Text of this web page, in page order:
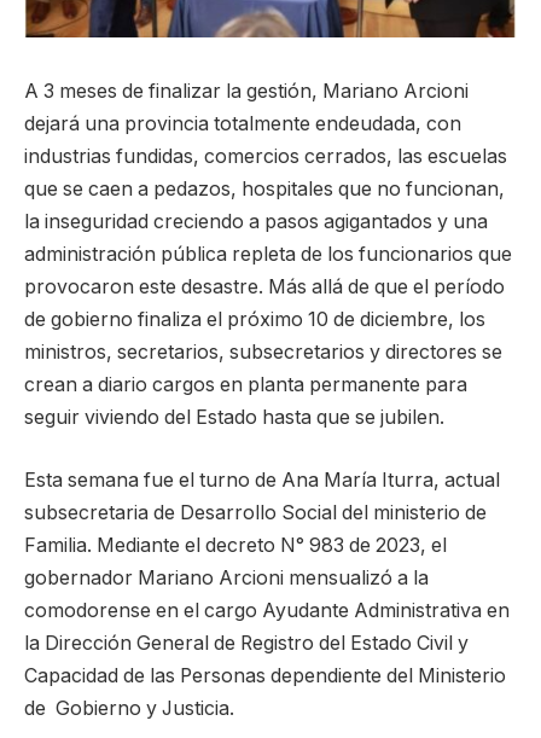
A 3 meses de finalizar la gestión, Mariano Arcioni
dejará una provincia totalmente endeudada, con
industrias fundidas, comercios cerrados, las escuelas
que se caen a pedazos, hospitales que no funcionan,
la inseguridad creciendo a pasos agigantados y una
administración pública repleta de los funcionarios que
provocaron este desastre. Más allá de que el período
de gobierno finaliza el próximo 10 de diciembre, los
ministros, secretarios, subsecretarios y directores se
crean a diario cargos en planta permanente para
seguir viviendo del Estado hasta que se jubilen.
Esta semana fue el turno de Ana María Iturra, actual
subsecretaria de Desarrollo Social del ministerio de
Familia. Mediante el decreto N° 983 de 2023, el
gobernador Mariano Arcioni mensualizó a la
comodorense en el cargo Ayudante Administrativa en
la Dirección General de Registro del Estado Civil y
Capacidad de las Personas dependiente del Ministerio
de Gobierno y Justicia.